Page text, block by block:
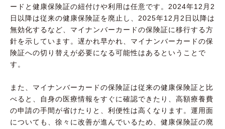
ードと健康保険証の紐付けや利用は任意です。2024年12月2
日以降は従来の健康保険証を廃止し、2025年12月2日以降は
無効化するなど、マイナンバーカードの保険証に移行する方
針を示しています。遅かれ早かれ、マイナンバーカードの保
険証への切り替えが必要になる可能性はあるということで
す。
また、マイナンバーカードの保険証は従来の健康保険証と比
べると、自身の医療情報をすぐに確認できたり、高額療養費
の申請の手間が省けたりと、利便性は高くなります。運用面
についても、徐々に改善が進んでいるため、健康保険証の廃